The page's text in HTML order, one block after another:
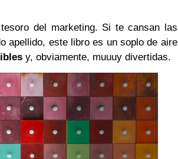
del marketing. Si te cansan las
apellido, este libro es un soplo de aire
y, obviamente, muuuy divertidas.